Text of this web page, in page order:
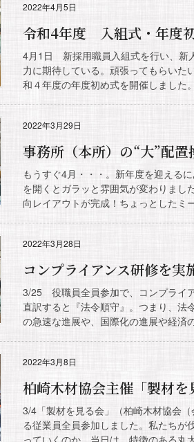
2022年4月5日
令和4年度 入組式・年度
4月1日 新採用職員入組式を行い、新
力に期待している。頑張ってもらいた
和４年度の年度初め式を開催しまし
2022年3月29日
事務所（本所）の“大”配
もうすぐ4月・・・。新年度を迎える
を開くとガラッと雰囲気が変わりま
向レイアウトが完成！ちょっとした
2022年3月28日
コンプライアンス研修を実
3/25 役職員全員参加で、コンプライ
直訳すると『法令順守』。つまり、法
の急速な進展や、国際化の進展や経
2022年3月8日
柏崎木材協会主催「製
3/4「製材を見る会」（柏崎木材協会
る従業員全員参加しました。私たちが